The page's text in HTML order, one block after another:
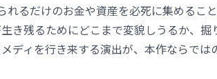
るだけのお金や資産を必死に集めるこ
き残るためにどこまで変貌しうるか、掘
ディを行き来する演出が、本作ならでは